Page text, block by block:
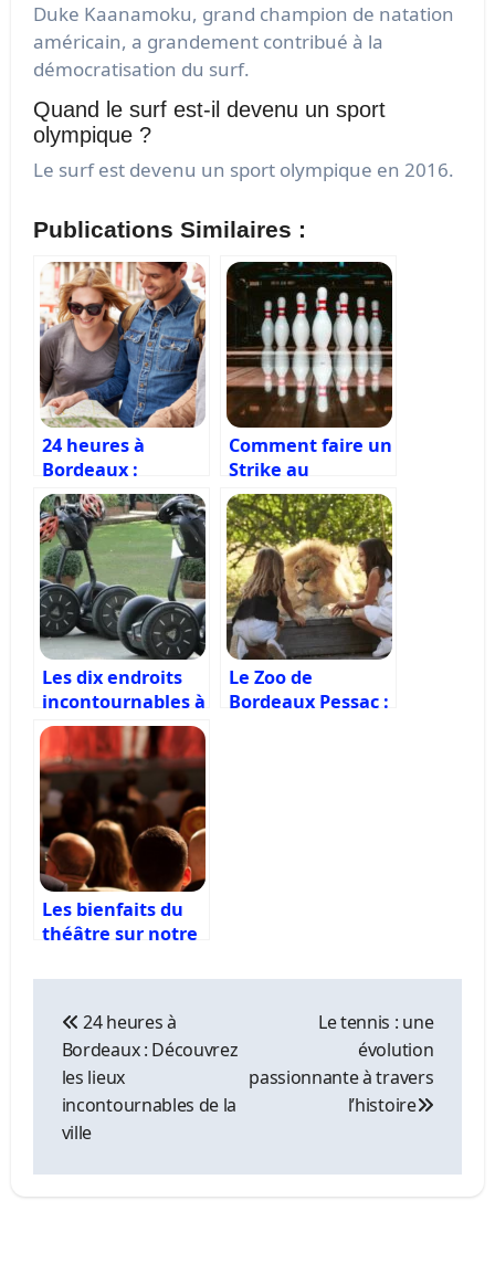
Duke Kaanamoku, grand champion de natation
américain, a grandement contribué à la
démocratisation du surf.
Quand le surf est-il devenu un sport
olympique ?
Le surf est devenu un sport olympique en 2016.
Publications Similaires :
24 heures à
Bordeaux :
Découvrez les
lieux
incontournables
de la ville
Comment faire un
Strike au
Bowling?
Les dix endroits
incontournables à
visiter à Paris
Le Zoo de
Bordeaux Pessac :
Les bienfaits du
théâtre sur notre
l’article
24 heures à
Bordeaux : Découvrez
les lieux
incontournables de la
ville
Le tennis : une
évolution
passionnante à travers
l’histoire